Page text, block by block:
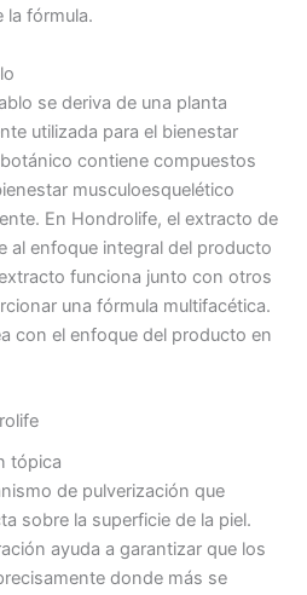
la fórmula.
se deriva de una planta
utilizada para el bienestar
contiene compuestos
musculoesquelético
En Hondrolife, el extracto de
al enfoque integral del producto
funciona junto con otros
una fórmula multifacética.
con el enfoque del producto en
tópica
de pulverización que
sobre la superficie de la piel.
ayuda a garantizar que los
donde más se